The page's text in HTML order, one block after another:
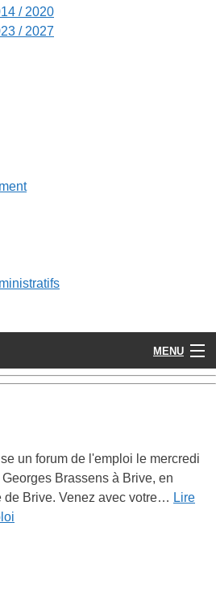
/ 2020
/ 2027
MENU
un forum de l'emploi le mercredi
Brassens à Brive, en
de Brive. Venez avec votre… Lire